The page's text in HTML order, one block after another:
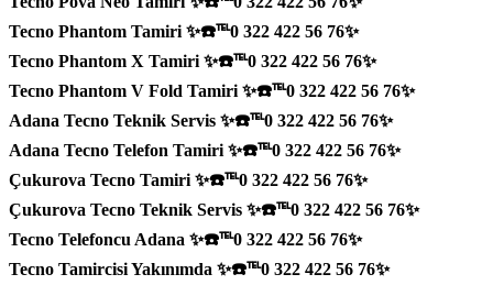
Tecno Phantom Tamiri ✨☎️℡0 322 422 56 76✨
Tecno Phantom X Tamiri ✨☎️℡0 322 422 56 76✨
Tecno Phantom V Fold Tamiri ✨☎️℡0 322 422 56 76✨
Adana Tecno Teknik Servis ✨☎️℡0 322 422 56 76✨
Adana Tecno Telefon Tamiri ✨☎️℡0 322 422 56 76✨
Çukurova Tecno Tamiri ✨☎️℡0 322 422 56 76✨
Çukurova Tecno Teknik Servis ✨☎️℡0 322 422 56 76✨
Tecno Telefoncu Adana ✨☎️℡0 322 422 56 76✨
Tecno Tamircisi Yakınımda ✨☎️℡0 322 422 56 76✨